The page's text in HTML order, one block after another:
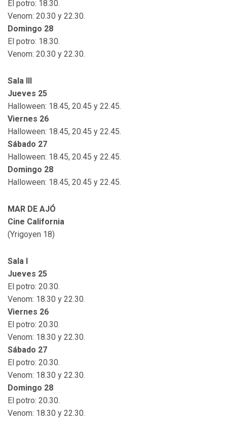
El potro: 18.30.
Venom: 20.30 y 22.30.
Domingo 28
El potro: 18.30.
Venom: 20.30 y 22.30.
Sala III
Jueves 25
Halloween: 18.45, 20.45 y 22.45.
Viernes 26
Halloween: 18.45, 20.45 y 22.45.
Sábado 27
Halloween: 18.45, 20.45 y 22.45.
Domingo 28
Halloween: 18.45, 20.45 y 22.45.
MAR DE AJÓ
Cine California
(Yrigoyen 18)
Sala I
Jueves 25
El potro: 20.30.
Venom: 18.30 y 22.30.
Viernes 26
El potro: 20.30.
Venom: 18.30 y 22.30.
Sábado 27
El potro: 20.30.
Venom: 18.30 y 22.30.
Domingo 28
El potro: 20.30.
Venom: 18.30 y 22.30.